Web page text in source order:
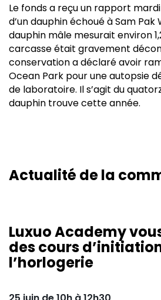
Le fonds a reçu un rapport
d’un dauphin échoué à Sam Pak
dauphin mâle mesurait environ
carcasse était gravement
conservation a déclaré avoir
Ocean Park pour une autopsie
de laboratoire. Il s’agit du
dauphin trouve cette année.
Actualité de la
Luxuo Academy
des cours
l’horlogerie